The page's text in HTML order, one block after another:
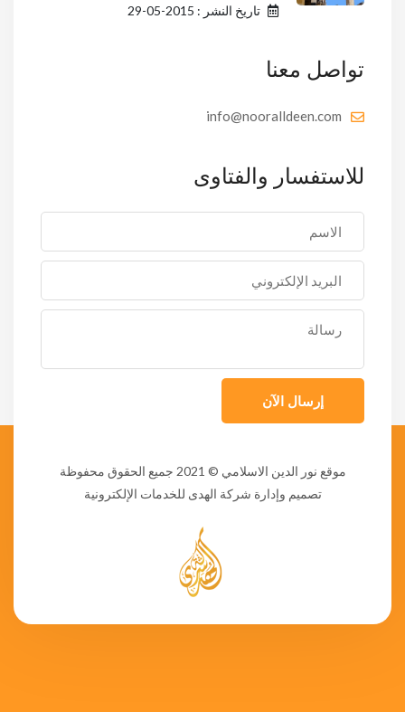
تاريخ النشر : 2015-05-29
تواصل معنا
info@nooralldeen.com
للاستفسار والفتاوى
إرسال الآن
موقع نور الدين الاسلامي © 2021 جميع الحقوق محفوظة
تصميم وإدارة شركة الهدى للخدمات الإلكترونية